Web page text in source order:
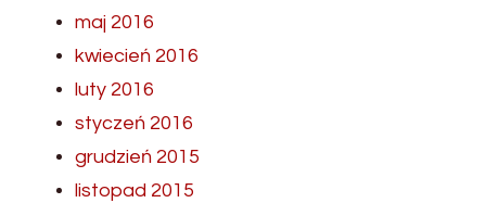
maj 2016
kwiecień 2016
luty 2016
styczeń 2016
grudzień 2015
listopad 2015